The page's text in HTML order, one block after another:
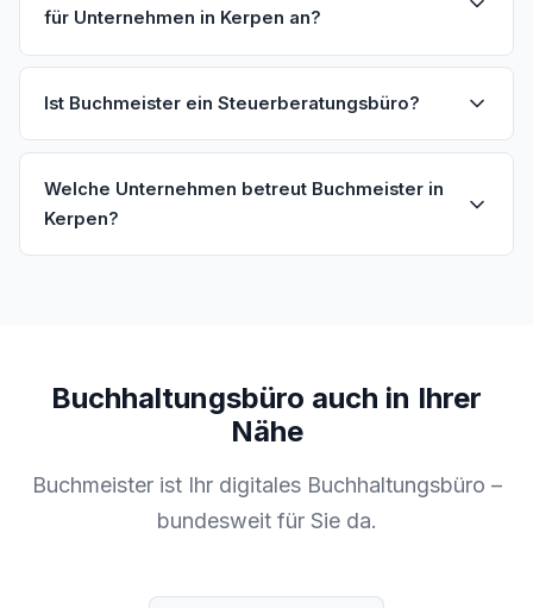
für Unternehmen in Kerpen an?
Ist Buchmeister ein Steuerberatungsbüro?
Welche Unternehmen betreut Buchmeister in
Kerpen?
Buchhaltungsbüro auch in Ihrer
Nähe
Buchmeister ist Ihr digitales Buchhaltungsbüro –
bundesweit für Sie da.